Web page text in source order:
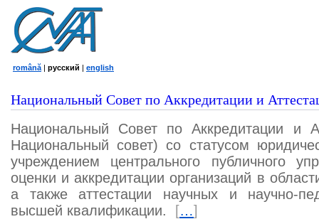
română | русский | english
Национальный Совет по Аккредитации и
Национальный Совет по Аккредитации и
Национальный совет) со статусом
учреждением центрального публичного
оценки и аккредитации организаций в
а также аттестации научных и научно-
высшей квалификации.
[…]